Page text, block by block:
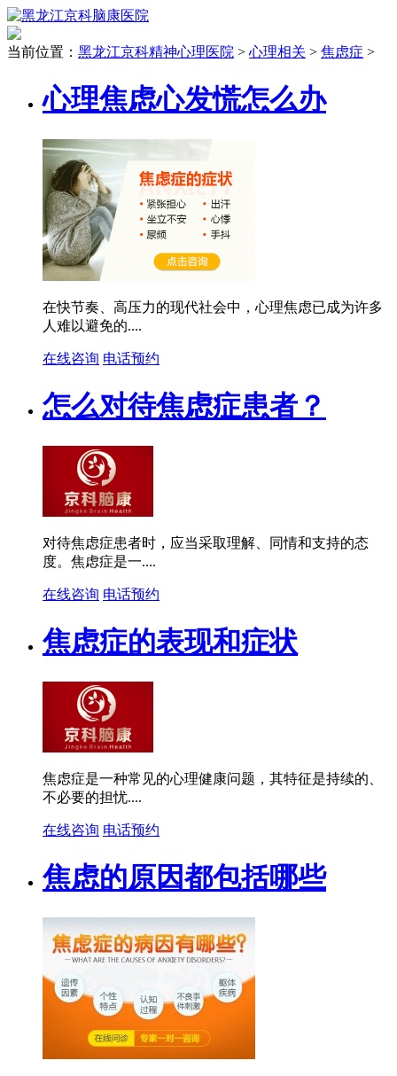
当前位置： 黑龙江京科精神心理医院 > 心理相关 > 焦虑症 >
心理焦虑心发慌怎么办
在快节奏、高压力的现代社会中，心理焦虑已成为许多
人难以避免的....
在线咨询 电话预约
怎么对待焦虑症患者？
对待焦虑症患者时，应当采取理解、同情和支持的态
度。焦虑症是一....
在线咨询 电话预约
焦虑症的表现和症状
焦虑症是一种常见的心理健康问题，其特征是持续的、
不必要的担忧....
在线咨询 电话预约
焦虑的原因都包括哪些